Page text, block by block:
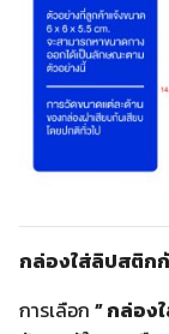
กล่องใส่ลิปสติก
การเลือก ” กล่อง